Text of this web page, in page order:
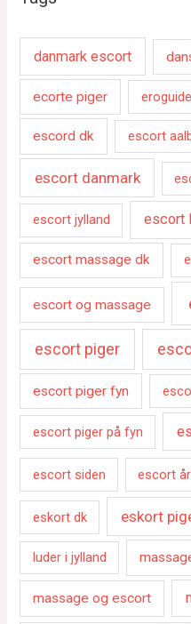
danmark escort
ecorte piger eroguide
escord dk escort
escort danmark
escort jylland escort
escort massage dk
escort og massage
escort piger
escort piger fyn
escort piger på fyn
escort siden escort
eskort dk eskort
luder i jylland
massage og escort